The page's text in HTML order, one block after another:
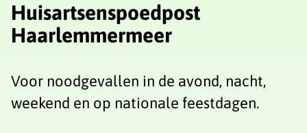
Huisartsenspoedpost
Haarlemmermeer
Voor noodgevallen in de avond, nacht,
weekend en op nationale feestdagen.